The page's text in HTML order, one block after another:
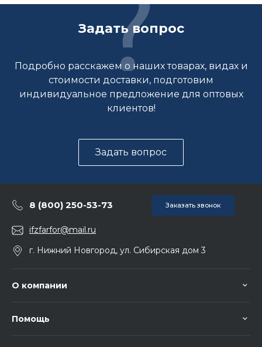
Задать вопрос
Подробно расскажем о наших товарах, видах и
стоимости доставки, подготовим
индивидуальное предложение для оптовых
клиентов!
Задать вопрос
8 (800) 250-53-73 Заказать звонок
ifzfarfor@mail.ru
г. Нижний Новгород, ул. Сибирская дом 3
О компании
Помощь